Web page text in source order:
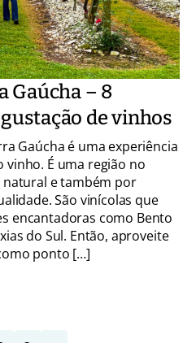
Gaúcha – 8
de vinhos
Gaúcha é uma experiência
vinho. É uma região no
natural e também por
São vinícolas que
encantadoras como Bento
do Sul. Então, aproveite
ponto […]